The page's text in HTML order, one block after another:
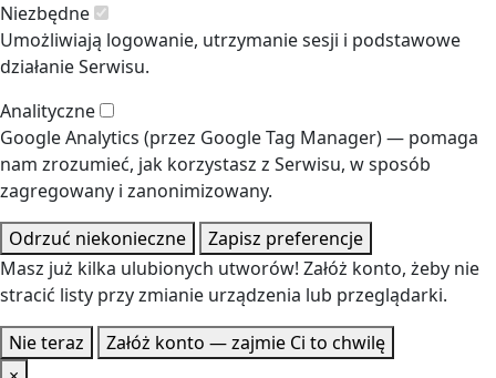
Niezbędne
Umożliwiają logowanie, utrzymanie sesji i podstawowe
działanie Serwisu.
Analityczne
Google Analytics (przez Google Tag Manager) — pomaga
nam zrozumieć, jak korzystasz z Serwisu, w sposób
zagregowany i zanonimizowany.
Odrzuć niekonieczne
Zapisz preferencje
Masz już kilka ulubionych utworów! Załóż konto, żeby nie
stracić listy przy zmianie urządzenia lub przeglądarki.
Nie teraz
Załóż konto — zajmie Ci to chwilę